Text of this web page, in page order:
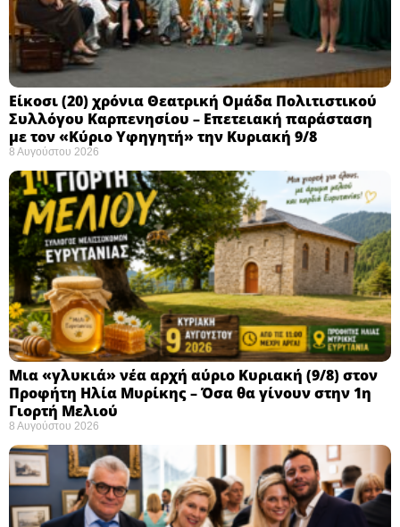
Eίκοσι (20) χρόνια Θεατρική Ομάδα Πολιτιστικού
Συλλόγου Καρπενησίου – Επετειακή παράσταση
με τον «Κύριο Υφηγητή» την Κυριακή 9/8
8 Αυγούστου 2026
Μια «γλυκιά» νέα αρχή αύριο Κυριακή (9/8) στον
Προφήτη Ηλία Μυρίκης – Όσα θα γίνουν στην 1η
Γιορτή Μελιού
8 Αυγούστου 2026